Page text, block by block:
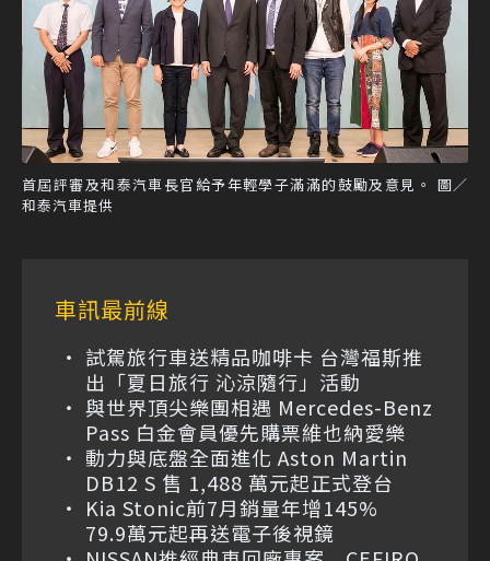
首屆評審及和泰汽車長官給予年輕學子滿滿的鼓勵及意見。 圖／
和泰汽車提供
車訊最前線
試駕旅行車送精品咖啡卡 台灣福斯推
出「夏日旅行 沁涼隨行」活動
與世界頂尖樂團相遇 Mercedes-Benz
Pass 白金會員優先購票維也納愛樂
動力與底盤全面進化 Aston Martin
DB12 S 售 1,488 萬元起正式登台
Kia Stonic前7月銷量年增145%
79.9萬元起再送電子後視鏡